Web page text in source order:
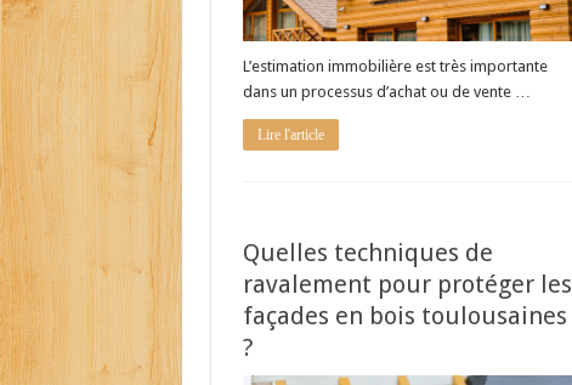
L’estimation immobilière est très importante
dans un processus d’achat ou de vente …
Lire l'article
Quelles techniques de
ravalement pour protéger les
façades en bois toulousaines
?